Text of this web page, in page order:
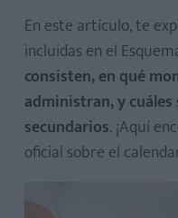
En este artículo, te
incluidas en el
consisten, en qué
administran, y
secundarios. ¡Aquí
oficial sobre el